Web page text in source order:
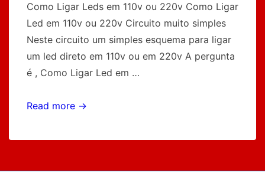
Como Ligar Leds em 110v ou 220v Como Ligar
Led em 110v ou 220v Circuito muito simples
Neste circuito um simples esquema para ligar
um led direto em 110v ou em 220v A pergunta
é , Como Ligar Led em …
Como
Led
110v
Read more →